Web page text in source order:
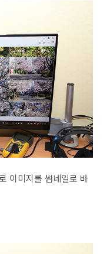
이미지를 썸네일로 바